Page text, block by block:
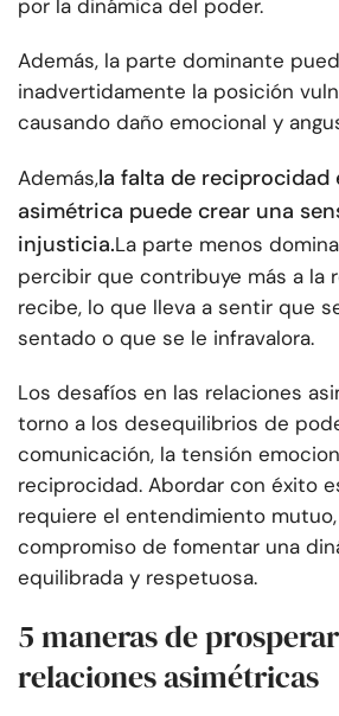
por la dinámica del poder.
Además, la parte dominante
inadvertidamente la posición
causando daño emocional y
Además,la falta de reciprocidad
asimétrica puede crear una
injusticia.La parte menos
percibir que contribuye más a la
recibe, lo que lleva a sentir que
sentado o que se le infravalora.
Los desafíos en las relaciones
torno a los desequilibrios de
comunicación, la tensión
reciprocidad. Abordar con éxito
requiere el entendimiento
compromiso de fomentar una
equilibrada y respetuosa.
5 maneras de
relaciones asimétricas